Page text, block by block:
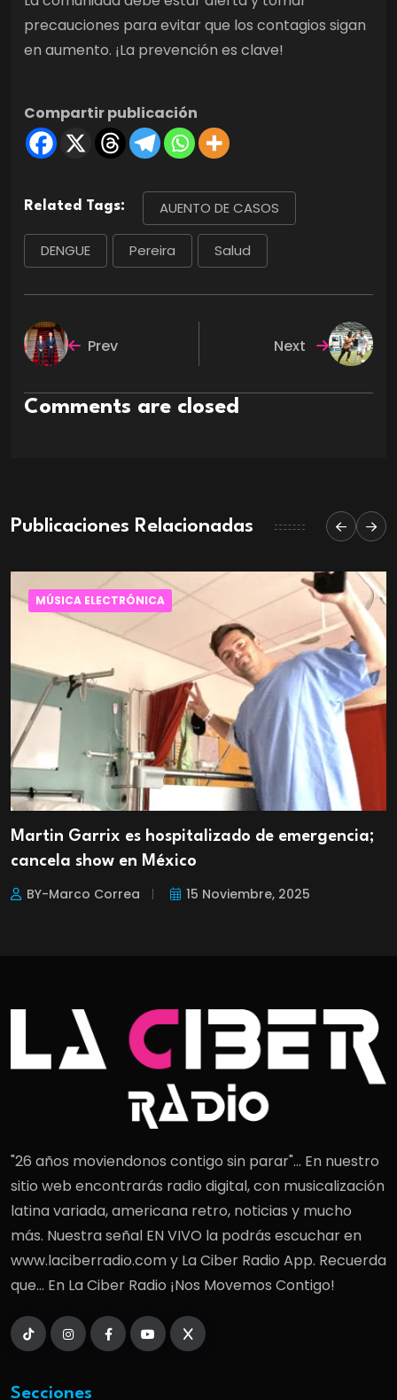
precauciones para evitar que los contagios sigan
en aumento. ¡La prevención es clave!
Compartir publicación
Related Tags: AUENTO DE CASOS
DENGUE Pereira Salud
Prev Next
Comments are closed
Publicaciones Relacionadas
MÚSICA ELECTRÓNICA
Martin Garrix es hospitalizado de emergencia;
cancela show en México
BY-Marco Correa 15 Noviembre, 2025
"26 años moviendonos contigo sin parar"... En nuestro
sitio web encontrarás radio digital, con musicalización
latina variada, americana retro, noticias y mucho
más. Nuestra señal EN VIVO la podrás escuchar en
www.laciberradio.com y La Ciber Radio App. Recuerda
que... En La Ciber Radio ¡Nos Movemos Contigo!
Secciones